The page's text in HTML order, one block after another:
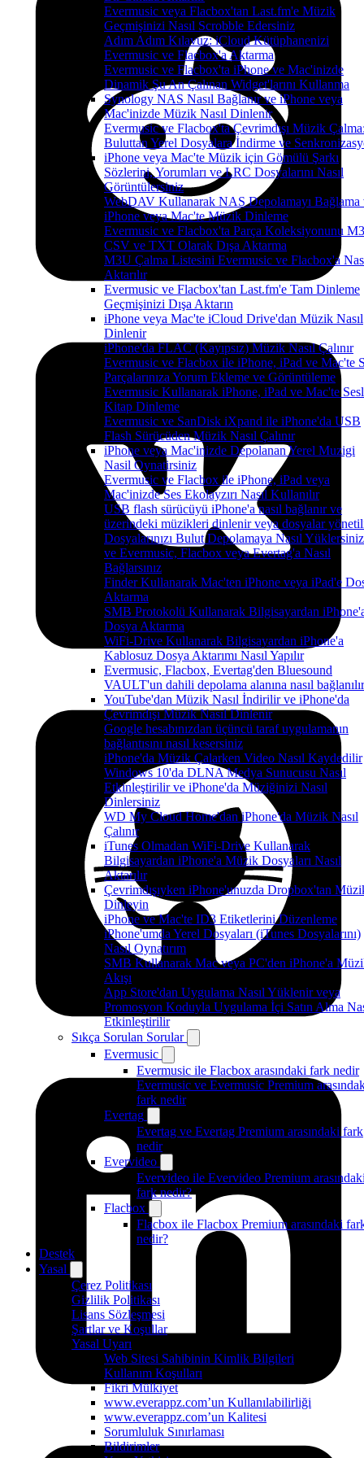
Evermusic veya Flacbox'tan Last.fm'e Müzik
Geçmişinizi Nasıl Scrobble Edersiniz
Adım Adım Kılavuz: iCloud Kütüphanenizi
Evermusic ve Flacbox'a Aktarma
Evermusic ve Flacbox'ta iPhone ve Mac'inizde
Dinamik Şu An Çalınan Widget'larını Kullanma
Synology NAS Nasıl Bağlanır ve iPhone veya
Mac'inizde Müzik Nasıl Dinlenir
Evermusic ve Flacbox'ta Çevrimdışı Müzik
Buluttan Yerel Dosyalara İndirme ve
iPhone veya Mac'te Müzik için Gömülü Şarkı
Sözlerini, Yorumları ve LRC Dosyalarını Nasıl
Görüntülersiniz
WebDAV Kullanarak NAS Depolamayı Bağlama
iPhone veya Mac'te Müzik Dinleme
Evermusic ve Flacbox'ta Parça Koleksiyonunu
CSV ve TXT Olarak Dışa Aktarma
M3U Çalma Listesini Evermusic ve Flacbox'a
Aktarılır
Evermusic ve Flacbox'tan Last.fm'e Tam Dinleme
Geçmişinizi Dışa Aktarın
iPhone veya Mac'te iCloud Drive'dan Müzik Nasıl
Dinlenir
iPhone'da FLAC (Kayıpsız) Müzik Nasıl Çalınır
Evermusic ve Flacbox ile iPhone, iPad ve Mac'te
Parçalarınıza Yorum Ekleme ve Görüntüleme
Evermusic Kullanarak iPhone, iPad ve Mac'te
Kitap Dinleme
Evermusic ve SanDisk iXpand ile iPhone'da USB
Flash Sürücüden Müzik Nasıl Çalınır
iPhone veya Mac'inizde Depolanan Yerel Muzigi
Nasil Oynatirsiniz
Evermusic ve Flacbox ile iPhone, iPad veya
Mac'inizde Ses Ekolayzırı Nasıl Kullanılır
USB flash sürücüyü iPhone'a nasıl bağlanır ve
üzerindeki müzikleri dinlenir veya dosyalar
Dosyalarınızı Bulut Depolamaya Nasıl Yüklersiniz
ve Evermusic, Flacbox veya Evertag'a Nasıl
Bağlarsınız
Finder Kullanarak Mac'ten iPhone veya iPad'e
Aktarma
SMB Protokolü Kullanarak Bilgisayardan
Dosya Aktarma
WiFi-Drive Kullanarak Bilgisayardan iPhone'a
Kablosuz Dosya Aktarımı Nasıl Yapılır
Evermusic, Flacbox, Evertag'den Bluesound
VAULT'un dahili depolama alanına nasıl bağlanılır
YouTube'dan Müzik Nasıl İndirilir ve iPhone'da
Çevrimdışı Müzik Nasıl Dinlenir
Google hesabınızdan üçüncü taraf uygulamanın
bağlantısını nasıl kesersiniz
iPhone'da Müzik Çalarken Video Nasıl Kaydedilir
Windows 10'da DLNA Medya Sunucusu Nasıl
Etkinleştirilir ve iPhone'da Müziğinizi Nasıl
Dinlersiniz
WD My Cloud Home'dan iPhone'da Müzik Nasıl
Çalınır
iTunes Olmadan WiFi-Drive Kullanarak
Bilgisayardan iPhone'a Müzik Dosyaları Nasıl
Aktarılır
Çevrimdışıyken iPhone'unuzda Dropbox'tan
Dinleyin
iPhone ve Mac'te ID3 Etiketlerini Düzenleme
iPhone'umda Yerel Dosyaları (iTunes Dosyalarını)
Nasıl Oynatırım
SMB Kullanarak Mac veya PC'den iPhone'a
Akışı
App Store'dan Uygulama Nasıl Yüklenir veya
Promosyon Koduyla Uygulama İçi Satın Alma
Etkinleştirilir
Sıkça Sorulan Sorular
Evermusic
Evermusic ile Flacbox arasındaki fark nedir
Evermusic ve Evermusic Premium
fark nedir
Evertag
Evertag ve Evertag Premium arasındaki fark
nedir
Evervideo
Evervideo ile Evervideo Premium
fark nedir?
Flacbox
Flacbox ile Flacbox Premium arasındaki
nedir?
Destek
Yasal
Çerez Politikası
Gizlilik Politikası
Lisans Sözleşmesi
Şartlar ve Koşullar
Yasal Uyarı
Web Sitesi Sahibinin Kimlik Bilgileri
Kullanım Koşulları
Fikri Mülkiyet
www.everappz.com’un Kullanılabilirliği
www.everappz.com’un Kalitesi
Sorumluluk Sınırlaması
Bildirimler